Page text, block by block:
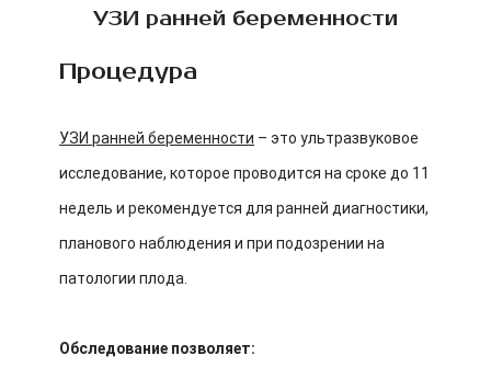
УЗИ ранней беременности
Процедура
УЗИ ранней беременности – это ультразвуковое
исследование, которое проводится на сроке до 11
недель и рекомендуется для ранней диагностики,
планового наблюдения и при подозрении на
патологии плода.
Обследование позволяет: